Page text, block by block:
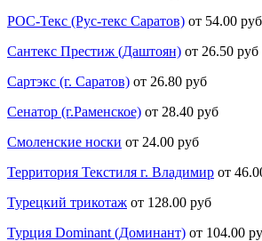
РОС-Текс (Рус-текс Саратов) от 54.00 руб
Сантекс Престиж (Даштоян) от 26.50 руб
Сартэкс (г. Саратов) от 26.80 руб
Сенатор (г.Раменское) от 28.40 руб
Смоленские носки от 24.00 руб
Территория Текстиля г. Владимир от
Турецкий трикотаж от 128.00 руб
Турция Dominant (Доминант) от 104.00